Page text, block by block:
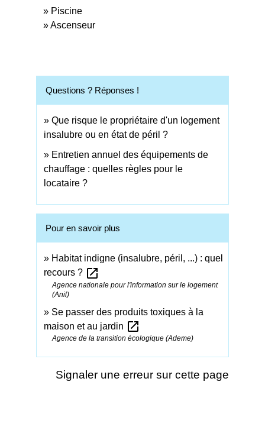
Piscine
Ascenseur
Questions ? Réponses !
Que risque le propriétaire d'un logement
insalubre ou en état de péril ?
Entretien annuel des équipements de
chauffage : quelles règles pour le
locataire ?
Pour en savoir plus
Habitat indigne (insalubre, péril, ...) : quel
recours ? open_in_new
Agence nationale pour l'information sur le logement
(Anil)
Se passer des produits toxiques à la
maison et au jardin open_in_new
Agence de la transition écologique (Ademe)
Signaler une erreur sur cette page